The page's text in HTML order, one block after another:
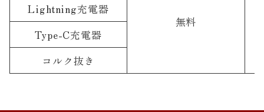
無料
Lightning充電器
Type-C充電器
コルク抜き